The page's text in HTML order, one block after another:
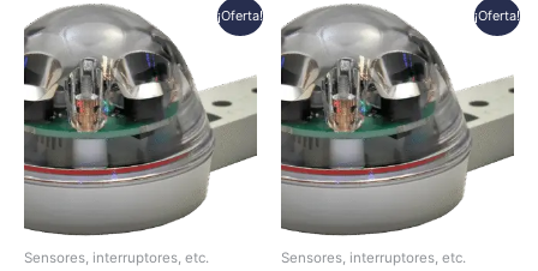
¡Oferta!
Sensores, interruptores, etc.
El
precio
original
era:
85,00€.
El
precio
actual
es:
76,85€.
¡Oferta!
Sensores, interruptores, etc.
El
precio
original
era:
142,00€.
El
precio
actual
es:
99,75€.